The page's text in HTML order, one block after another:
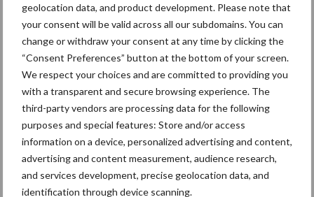
geolocation data, and product development. Please note that
your consent will be valid across all our subdomains. You can
change or withdraw your consent at any time by clicking the
“Consent Preferences” button at the bottom of your screen.
We respect your choices and are committed to providing you
with a transparent and secure browsing experience. The
third-party vendors are processing data for the following
purposes and special features: Store and/or access
information on a device, personalized advertising and content,
advertising and content measurement, audience research,
and services development, precise geolocation data, and
identification through device scanning.
Soortgelijke artikelen lezen?
Bekijk de vakpartnerpagina van Corteva
Meer artikelen over advertorial
Van onze partner Corteva
Toepassing BlueN in
aardappelen zeer rendabel
gebleken